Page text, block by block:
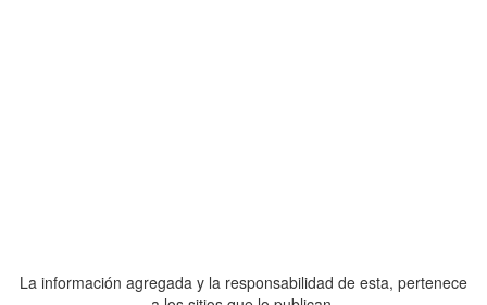
La información agregada y la responsabilidad de esta, pertenece